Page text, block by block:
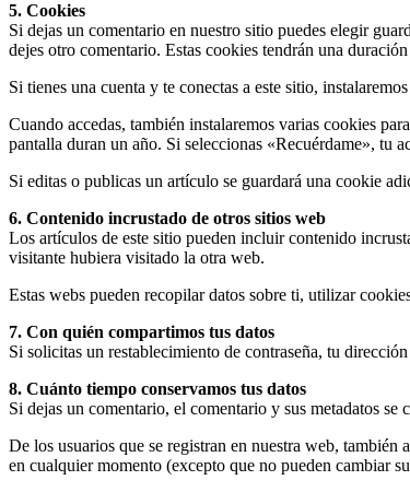
5. Cookies
Si dejas un comentario en nuestro sitio puedes elegir
dejes otro comentario. Estas cookies tendrán una
Si tienes una cuenta y te conectas a este sitio,
Cuando accedas, también instalaremos varias cookies
pantalla duran un año. Si seleccionas «Recuérdame», tu
Si editas o publicas un artículo se guardará una cookie
6. Contenido incrustado de otros sitios web
Los artículos de este sitio pueden incluir contenido
visitante hubiera visitado la otra web.
Estas webs pueden recopilar datos sobre ti, utilizar
7. Con quién compartimos tus datos
Si solicitas un restablecimiento de contraseña, tu
8. Cuánto tiempo conservamos tus datos
Si dejas un comentario, el comentario y sus metadatos se
De los usuarios que se registran en nuestra web,
en cualquier momento (excepto que no pueden cambiar